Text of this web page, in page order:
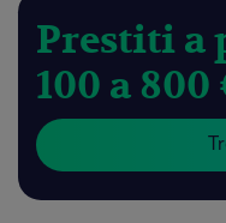
Prestiti a
100 a 800